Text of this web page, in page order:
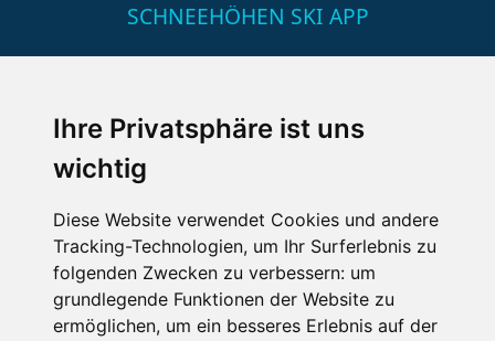
Ihre Privatsphäre ist uns
wichtig
Diese Website verwendet Cookies und andere
Tracking-Technologien, um Ihr Surferlebnis zu
folgenden Zwecken zu verbessern: um
grundlegende Funktionen der Website zu
ermöglichen, um ein besseres Erlebnis auf der
SCHNEEHÖHEN SKI APP
Impressum
Datenschutz